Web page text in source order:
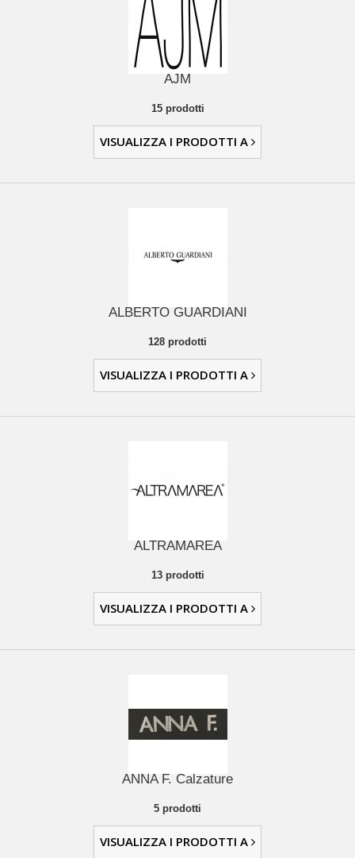
AJM
15 prodotti
VISUALIZZA I PRODOTTI A
ALBERTO GUARDIANI
128 prodotti
VISUALIZZA I PRODOTTI A
ALTRAMAREA
13 prodotti
VISUALIZZA I PRODOTTI A
ANNA F. Calzature
5 prodotti
VISUALIZZA I PRODOTTI A